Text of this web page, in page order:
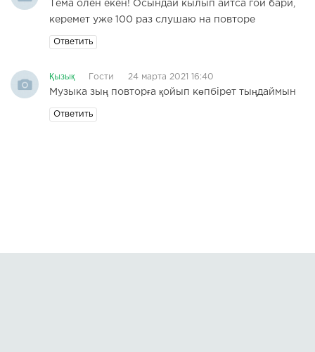
Тема олен екен! Осындай кылып айтса гой бари,
керемет уже 100 раз слушаю на повторе
Ответить
Қызық Гости 24 марта 2021 16:40
Музыка зың повторға қойып көпбірет тыңдаймын
Ответить